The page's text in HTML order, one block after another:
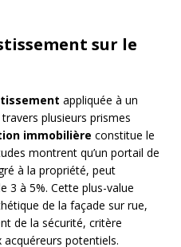
sur le
appliquée à un
plusieurs prismes
immobilière constitue le
montrent qu’un portail de
à la propriété, peut
3 à 5%. Cette plus-value
de la façade sur rue,
de la sécurité, critère
potentiels.